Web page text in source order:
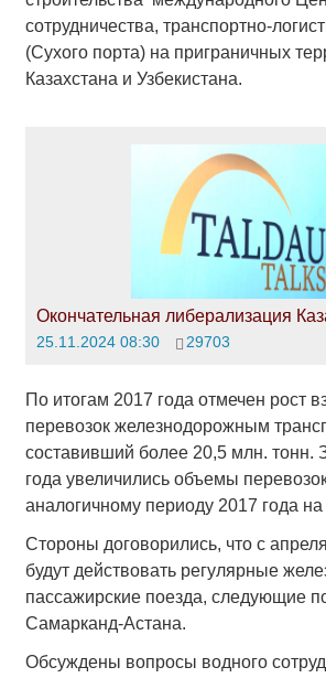
сотрудничества, транспортно-
(Сухого порта) на приграничных
Казахстана и Узбекистана.
Окончательная либерализация
25.11.2024 08:30 29703
По итогам 2017 года отмечен рост
перевозок железнодорожным
составивший более 20,5 млн. тонн.
года увеличились объемы
аналогичному периоду 2017 года на
Стороны договорились, что с
будут действовать регулярные
пассажирские поезда, следующие
Самарканд-Астана.
Обсуждены вопросы водного